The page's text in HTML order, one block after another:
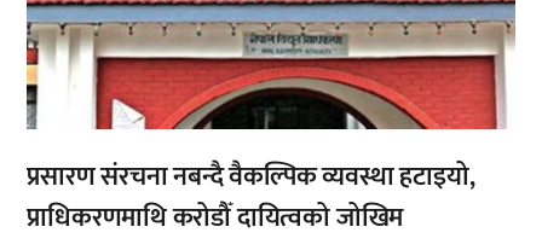
प्रसारण संरचना नबन्दै वैकल्पिक व्यवस्था हटाइयो,
प्राधिकरणमाथि करोडौँ दायित्वको जोखिम